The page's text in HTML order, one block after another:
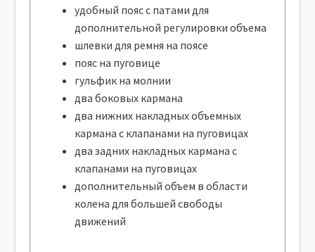
удобный пояс с патами для
дополнительной регулировки объема
шлевки для ремня на поясе
пояс на пуговице
гульфик на молнии
два боковых кармана
два нижних накладных объемных
кармана с клапанами на пуговицах
два задних накладных кармана с
клапанами на пуговицах
дополнительный объем в области
колена для большей свободы
движений